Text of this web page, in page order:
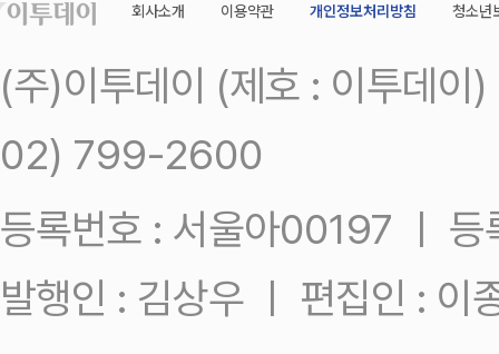
회사소개 이용약관 개인정보처리방침 청소년
(주)이투데이 (제호 : 이투데
02) 799-2600
등록번호 : 서울아00197 ㅣ
발행인 : 김상우 ㅣ 편집인 : 이